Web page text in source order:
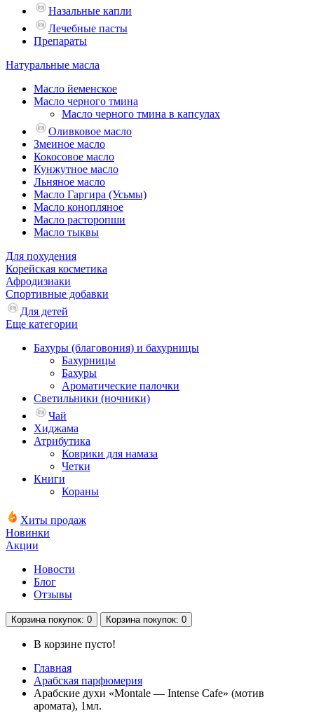
Назальные капли
Лечебные пасты
Препараты
Натуральные масла
Масло йеменское
Масло черного тмина
Масло черного тмина в капсулах
Оливковое масло
Змеиное масло
Кокосовое масло
Кунжутное масло
Льняное масло
Масло Гаргира (Усьмы)
Масло конопляное
Масло расторопши
Масло тыквы
Для похудения
Корейская косметика
Афродизиаки
Спортивные добавки
Для детей
Еще категории
Бахуры (благовония) и бахурницы
Бахурницы
Бахуры
Ароматические палочки
Светильники (ночники)
Чай
Хиджама
Атрибутика
Коврики для намаза
Четки
Книги
Кораны
Хиты продаж
Новинки
Акции
Новости
Блог
Отзывы
Корзина покупок: 0 Корзина покупок: 0
В корзине пусто!
Главная
Арабская парфюмерия
Арабские духи «Montale — Intense Cafe» (мотив
аромата), 1мл.